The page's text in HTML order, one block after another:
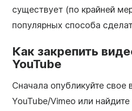
существует (по крайней
популярных способа
Как закрепить
YouTube
Сначала опубликуйте свое
YouTube/Vimeo или